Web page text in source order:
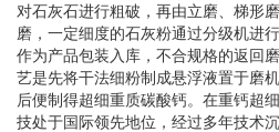
对石灰石进行粗破，再由立磨、梯形
磨，一定细度的石灰粉通过分级机进
作为产品包装入库，不合规格的返回
艺是先将干法细粉制成悬浮液置于磨
后便制得超细重质碳酸钙。在重钙超
技处于国际领先地位，经过多年技术